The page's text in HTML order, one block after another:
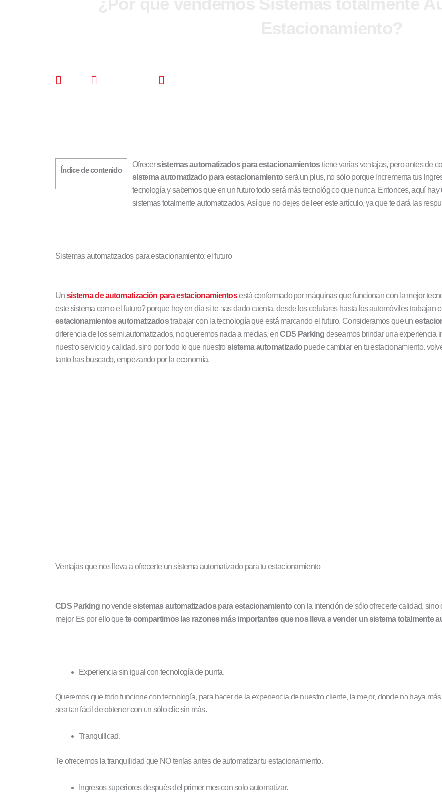
Índice de contenido
Ofrecersistemas automatizados para estacionamientostiene varias ventajas, pero antes de
sistema automatizado para estacionamiento será un plus, no sólo porque incrementa tus
tecnología y sabemos que en un futuro todo será más tecnológico que nunca. Entonces, aquí
sistemas totalmente automatizados. Así que no dejes de leer este artículo, ya que te dará las
Sistemas automatizados para estacionamiento: el futuro
Un sistema de automatización para estacionamientosestá conformado por máquinas que funcionan con la mejor
este sistema como el futuro? porque hoy en día si te has dado cuenta, desde los celulares hasta los automóviles trabajan
estacionamientos automatizadostrabajar con la tecnología que está marcando el futuro. Consideramos que un
diferencia de los semi.automatizados, no queremos nada a medias, enCDS Parking deseamos brindar una experiencia
nuestro servicio y calidad, sino por todo lo que nuestrosistema automatizado puede cambiar en tu estacionamiento,
tanto has buscado, empezando por la economía.
Ventajas que nos lleva a ofrecerte un sistema automatizado para tu estacionamiento
CDS Parking no vendesistemas automatizados para estacionamiento con la intención de sólo ofrecerte calidad,
mejor. Es por ello que te compartimos las razones más importantes que nos lleva a vender un sistema totalmente
Experiencia sin igual con tecnología de punta.
Queremos que todo funcione con tecnología, para hacer de la experiencia de nuestro cliente, la mejor, donde no haya
sea tan fácil de obtener con un sólo clic sin más.
Tranquilidad.
Te ofrecemos la tranquilidad que NO tenías antes de automatizar tu estacionamiento.
Ingresos superiores después del primer mes con solo automatizar.